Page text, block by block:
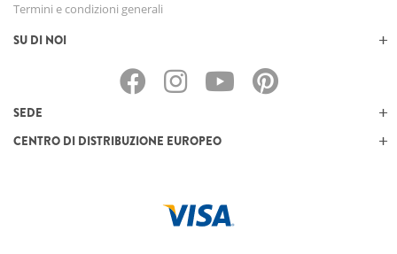
Termini e condizioni generali
SU DI NOI
SEDE
CENTRO DI DISTRIBUZIONE EUROPEO